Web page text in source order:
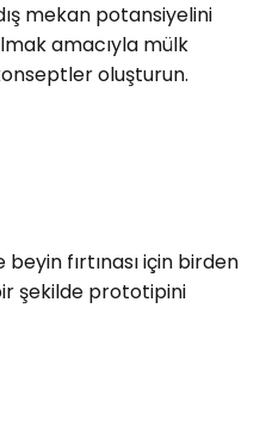
mekan potansiyelini
amacıyla mülk
oluşturun.
fırtınası için birden
şekilde prototipini